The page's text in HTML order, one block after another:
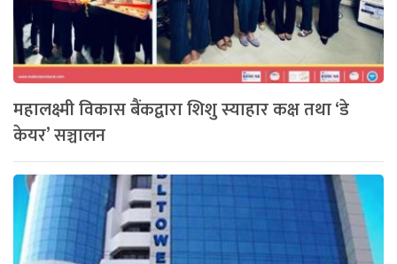
महालक्ष्मी विकास बैंकद्वारा शिशु स्याहार कक्ष तथा ‘डे
केयर’ सञ्चालन